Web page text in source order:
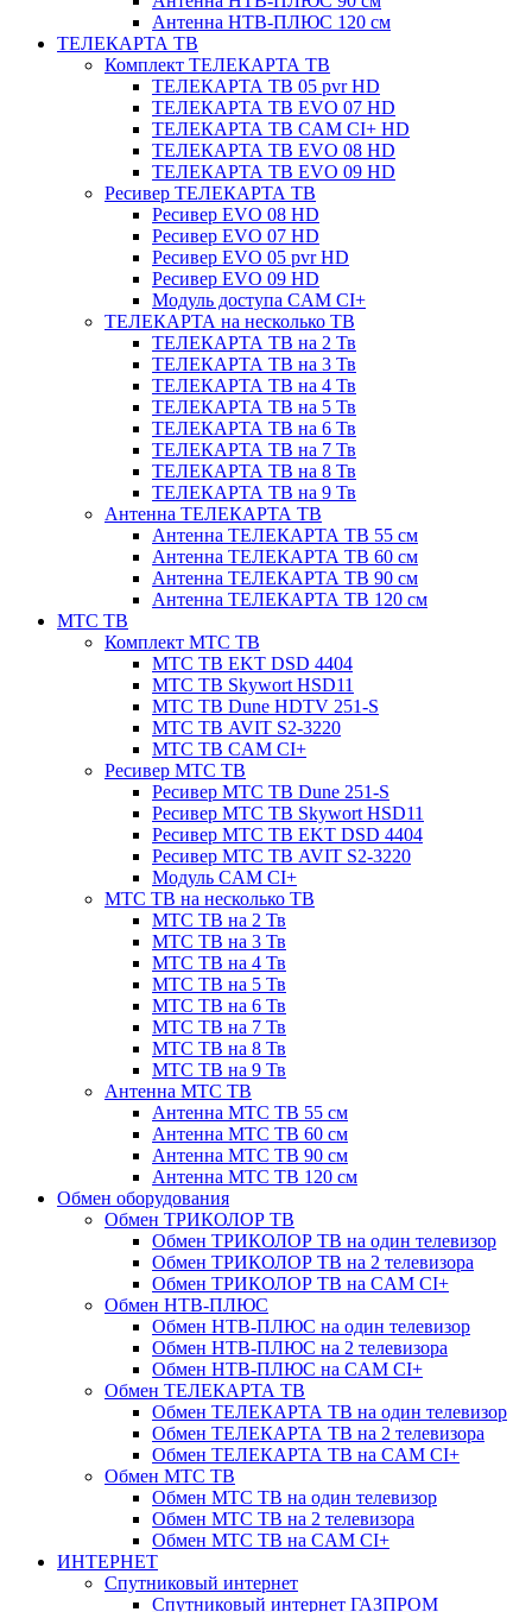
Антенна НТВ-ПЛЮС 120 см
ТЕЛЕКАРТА ТВ
Комплект ТЕЛЕКАРТА ТВ
ТЕЛЕКАРТА ТВ 05 pvr HD
ТЕЛЕКАРТА ТВ EVO 07 HD
ТЕЛЕКАРТА ТВ CAM CI+ HD
ТЕЛЕКАРТА ТВ EVO 08 HD
ТЕЛЕКАРТА ТВ EVO 09 HD
Ресивер ТЕЛЕКАРТА ТВ
Ресивер EVO 08 HD
Ресивер EVO 07 HD
Ресивер EVO 05 pvr HD
Ресивер EVO 09 HD
Модуль доступа CAM CI+
ТЕЛЕКАРТА на несколько ТВ
ТЕЛЕКАРТА ТВ на 2 Тв
ТЕЛЕКАРТА ТВ на 3 Тв
ТЕЛЕКАРТА ТВ на 4 Тв
ТЕЛЕКАРТА ТВ на 5 Тв
ТЕЛЕКАРТА ТВ на 6 Тв
ТЕЛЕКАРТА ТВ на 7 Тв
ТЕЛЕКАРТА ТВ на 8 Тв
ТЕЛЕКАРТА ТВ на 9 Тв
Антенна ТЕЛЕКАРТА ТВ
Антенна ТЕЛЕКАРТА ТВ 55 см
Антенна ТЕЛЕКАРТА ТВ 60 см
Антенна ТЕЛЕКАРТА ТВ 90 см
Антенна ТЕЛЕКАРТА ТВ 120 см
МТС ТВ
Комплект МТС ТВ
МТС ТВ EKT DSD 4404
МТС ТВ Skywort HSD11
МТС ТВ Dune HDTV 251-S
МТС ТВ AVIT S2-3220
МТС ТВ CAM CI+
Ресивер МТС ТВ
Ресивер МТС ТВ Dune 251-S
Ресивер МТС ТВ Skywort HSD11
Ресивер МТС ТВ EKT DSD 4404
Ресивер МТС ТВ AVIT S2-3220
Модуль CAM CI+
МТС ТВ на несколько ТВ
МТС ТВ на 2 Тв
МТС ТВ на 3 Тв
МТС ТВ на 4 Тв
МТС ТВ на 5 Тв
МТС ТВ на 6 Тв
МТС ТВ на 7 Тв
МТС ТВ на 8 Тв
МТС ТВ на 9 Тв
Антенна МТС ТВ
Антенна МТС ТВ 55 см
Антенна МТС ТВ 60 см
Антенна МТС ТВ 90 см
Антенна МТС ТВ 120 см
Обмен оборудования
Обмен ТРИКОЛОР ТВ
Обмен ТРИКОЛОР ТВ на один телевизор
Обмен ТРИКОЛОР ТВ на 2 телевизора
Обмен ТРИКОЛОР ТВ на CAM CI+
Обмен НТВ-ПЛЮС
Обмен НТВ-ПЛЮС на один телевизор
Обмен НТВ-ПЛЮС на 2 телевизора
Обмен НТВ-ПЛЮС на CAM CI+
Обмен ТЕЛЕКАРТА ТВ
Обмен ТЕЛЕКАРТА ТВ на один телевизор
Обмен ТЕЛЕКАРТА ТВ на 2 телевизора
Обмен ТЕЛЕКАРТА ТВ на CAM CI+
Обмен МТС ТВ
Обмен МТС ТВ на один телевизор
Обмен МТС ТВ на 2 телевизора
Обмен МТС ТВ на CAM CI+
ИНТЕРНЕТ
Спутниковый интернет
Спутниковый интернет ГАЗПРОМ